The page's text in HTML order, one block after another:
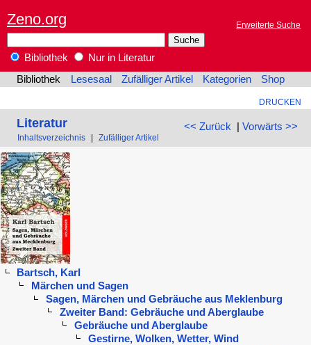
Zeno.org Erweiterte Suche
Bibliothek
Nur in Literatur
Bibliothek
Lesesaal Zufälliger Artikel Kategorien Shop
DRUCKEN
<< Zurück | Vorwärts >>
Literatur
Inhaltsverzeichnis Zufälliger Artikel
Bartsch, Karl
Märchen und Sagen
Sagen, Märchen und Gebräuche aus Meklenburg
Zweiter Band: Gebräuche und Aberglaube
Gebräuche und Aberglaube
Gestirne, Wolken, Wetter, Wind